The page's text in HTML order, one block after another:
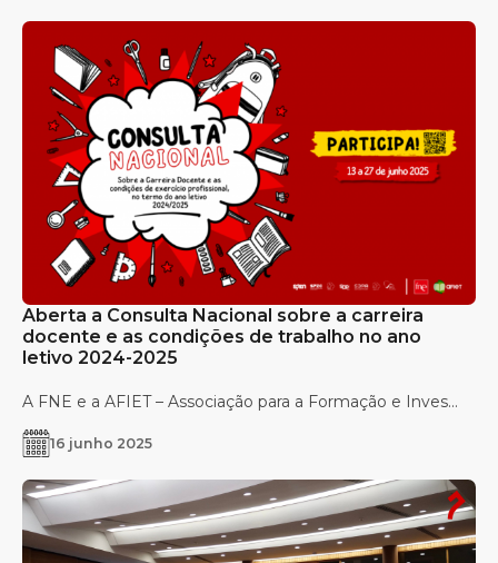
Aberta a Consulta Nacional sobre a carreira
docente e as condições de trabalho no ano
letivo 2024-2025
A FNE e a AFIET – Associação para a Formação e Inves...
16 junho 2025